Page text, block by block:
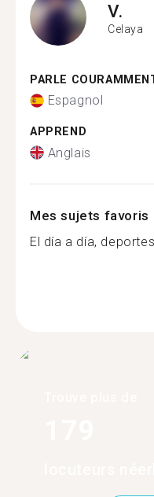
V.
Celaya
PARLE
Espagnol
APPREND
Anglais
Mes sujets favoris
El día a día,